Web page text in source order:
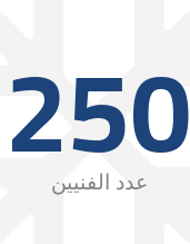
عدد الفنيين
250